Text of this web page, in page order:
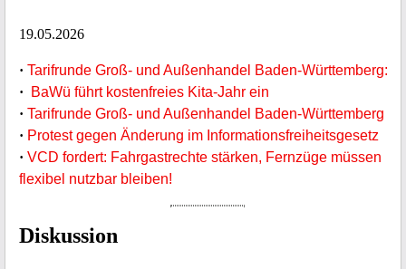
19.05.2026
· Tarifrunde Groß- und Außenhandel Baden-Württemberg:
·
BaWü führt kostenfreies Kita-Jahr ein
· Tarifrunde Groß- und Außenhandel Baden-Württemberg
· Protest gegen Änderung im Informationsfreiheitsgesetz
· VCD fordert: Fahrgastrechte stärken, Fernzüge müssen
flexibel nutzbar bleiben!
Diskussion